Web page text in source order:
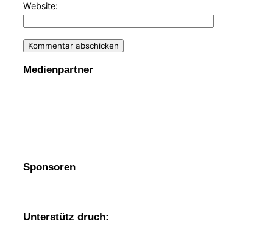
Website:
Medienpartner
Sponsoren
Unterstütz druch: